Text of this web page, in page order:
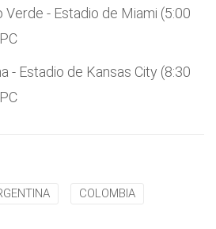
Verde - Estadio de Miami (5:00
- Estadio de Kansas City (8:30
COLOMBIA